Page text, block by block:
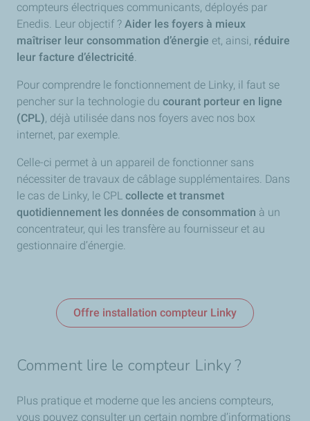
compteurs électriques communicants, déployés par
Enedis. Leur objectif ? Aider les foyers à mieux
maîtriser leur consommation d’énergie et, ainsi, réduire
leur facture d’électricité.
Pour comprendre le fonctionnement de Linky, il faut se
pencher sur la technologie du courant porteur en ligne
(CPL), déjà utilisée dans nos foyers avec nos box
internet, par exemple.
Celle-ci permet à un appareil de fonctionner sans
nécessiter de travaux de câblage supplémentaires. Dans
le cas de Linky, le CPL collecte et transmet
quotidiennement les données de consommation à un
concentrateur, qui les transfère au fournisseur et au
gestionnaire d’énergie.
Offre installation compteur Linky
Comment lire le compteur Linky ?
Plus pratique et moderne que les anciens compteurs,
vous pouvez consulter un certain nombre d’informations